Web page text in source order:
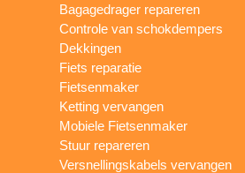
Bagagedrager repareren
Controle van schokdempers
Dekkingen
Fiets reparatie
Fietsenmaker
Ketting vervangen
Mobiele Fietsenmaker
Stuur repareren
Versnellingskabels vervangen